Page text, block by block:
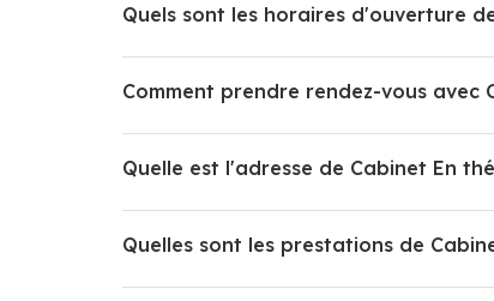
Quels sont les horaires d'ouverture
Comment prendre rendez-vous avec
Quelle est l'adresse de Cabinet En
Quelles sont les prestations de